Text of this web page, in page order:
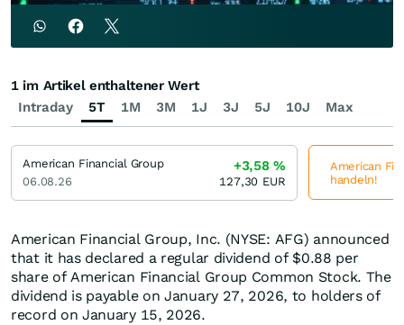
American Financial Group, Inc. (NYSE: AFG) announced
that it has declared a regular dividend of $0.88 per
share of American Financial Group Common Stock. The
dividend is payable on January 27, 2026, to holders of
record on January 15, 2026.
Intraday 5T 1M 3M 1J 3J 5J 10J Max
1 im Artikel enthaltener Wert
American Financial Group
06.08.26
+3,58%
127,30 EUR
American
handeln!